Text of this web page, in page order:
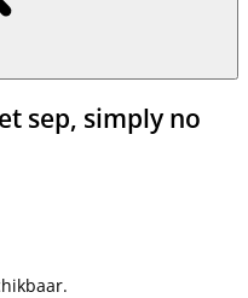
sep, simply no